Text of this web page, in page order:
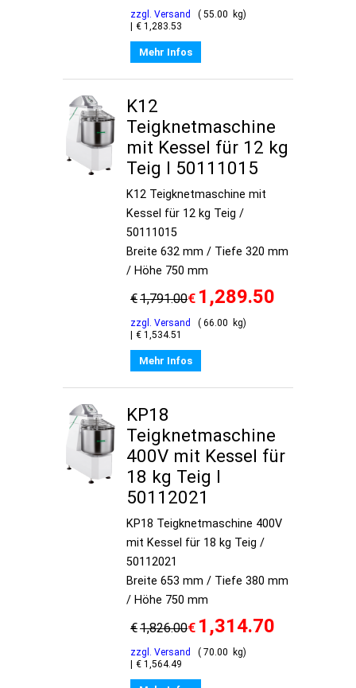
zzgl. Versand 55.00
kg
€ 1,283.53
Mehr Infos
K12
Teigknetmaschine
mit Kessel für 12 kg
Teig I 50111015
K12 Teigknetmaschine mit
Kessel für 12 kg Teig /
50111015
Breite 632 mm / Tiefe 320 mm
/ Höhe 750 mm
€1,791.00€ 1,289.50
zzgl. Versand 66.00
kg
€ 1,534.51
Mehr Infos
KP18
Teigknetmaschine
400V mit Kessel für
18 kg Teig I
50112021
KP18 Teigknetmaschine 400V
mit Kessel für 18 kg Teig /
50112021
Breite 653 mm / Tiefe 380 mm
/ Höhe 750 mm
€1,826.00€ 1,314.70
zzgl. Versand 70.00
kg
€ 1,564.49